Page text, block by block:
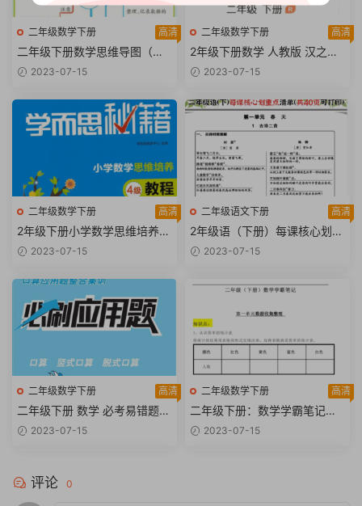
二年级数学下册 高清
二年级下册数学思维导图（人
教版）【9页PDF文档】
2023-07-15
二年级数学下册 高清
2年级下册数学 人教版 汉之简
黄冈易错题二下数学【97页PD
2023-07-15
二年级数学下册 高清
2年级下册小学数学思维培养
（学而思内部版本）【167页P
2023-07-15
二年级语文下册 高清
2年级语（下册）每课核心划重
点清单：共40页囊括所有的考
2023-07-15
二年级数学下册 高清
二年级下册 数学 必考易错题
+必刷应用题汇总【30页PDF
2023-07-15
二年级数学下册 高清
二年级下册：数学学霸笔记【2
6页PDF文档】
2023-07-15
评论 0